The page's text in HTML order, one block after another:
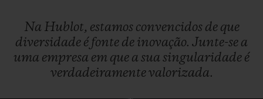
Na Hublot, estamos convencidos de que
diversidade é fonte de inovação. Junte-se a
uma empresa em que a sua singularidade é
verdadeiramentevalorizada.